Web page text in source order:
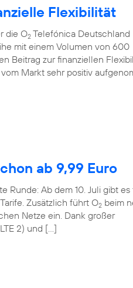
Flexibilität
die O2 Telefónica Deutschland
mit einem Volumen von 600
Beitrag zur finanziellen
Markt sehr positiv
ab 9,99 Euro
Runde: Ab dem 10. Juli gibt es
Zusätzlich führt O2 beim
Netze ein. Dank großer
2) und […]